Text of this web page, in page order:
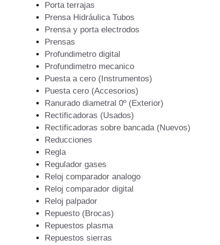
Porta terrajas
Prensa Hidráulica Tubos
Prensa y porta electrodos
Prensas
Profundimetro digital
Profundimetro mecanico
Puesta a cero (Instrumentos)
Puesta cero (Accesorios)
Ranurado diametral 0º (Exterior)
Rectificadoras (Usados)
Rectificadoras sobre bancada (Nuevos)
Reducciones
Regla
Regulador gases
Reloj comparador analogo
Reloj comparador digital
Reloj palpador
Repuesto (Brocas)
Repuestos plasma
Repuestos sierras